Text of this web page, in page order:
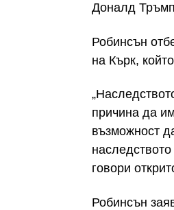
Доналд
Робинсън
на Кърк,
причина да
възможност
говори
Робинсън